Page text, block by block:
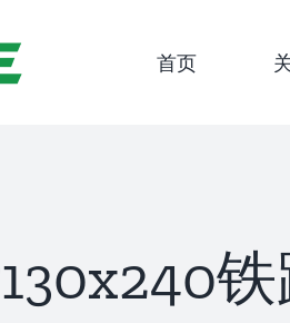
首页